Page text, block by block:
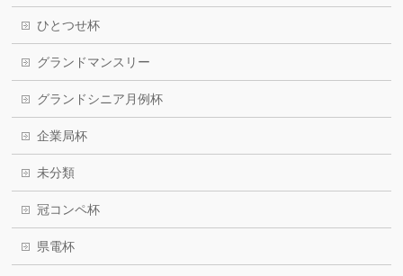
ひとつせ杯
グランドマンスリー
グランドシニア月例杯
企業局杯
未分類
冠コンペ杯
県電杯